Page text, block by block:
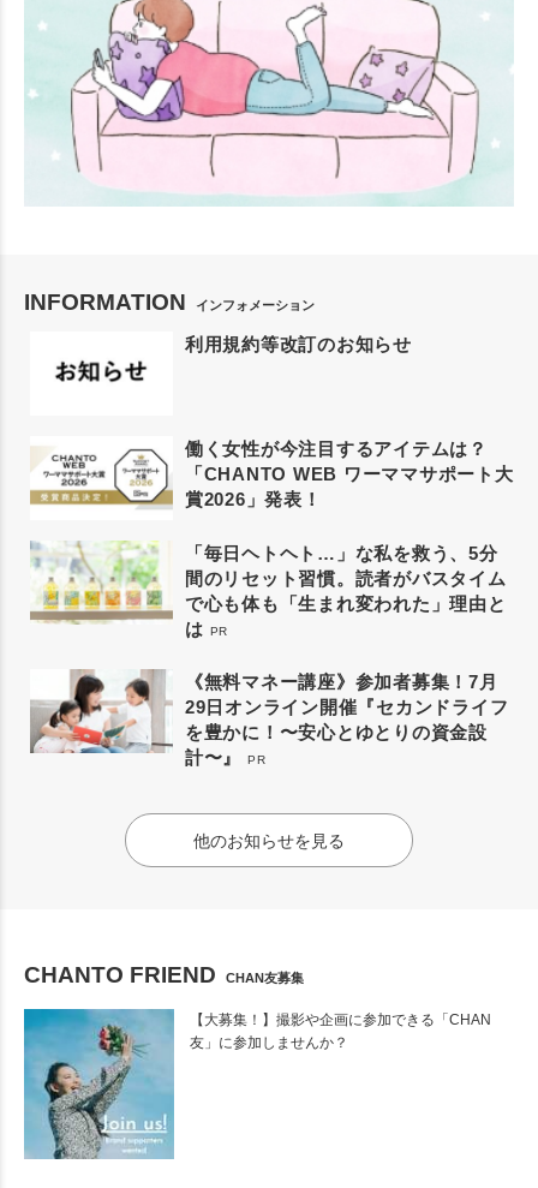
INFORMATION インフォメーション
利用規約等改訂のお知らせ
働く女性が今注目するアイテムは？
「CHANTO WEB ワーママサポート大
賞2026」発表！
「毎日ヘトヘト…」な私を救う、5分
間のリセット習慣。読者がバスタイム
で心も体も「生まれ変われた」理由と
は PR
《無料マネー講座》参加者募集！7月
29日オンライン開催『セカンドライフ
を豊かに！〜安心とゆとりの資金設
計〜』
PR
他のお知らせを見る
CHANTO FRIEND CHAN友募集
【大募集！】撮影や企画に参加できる「CHAN
友」に参加しませんか？